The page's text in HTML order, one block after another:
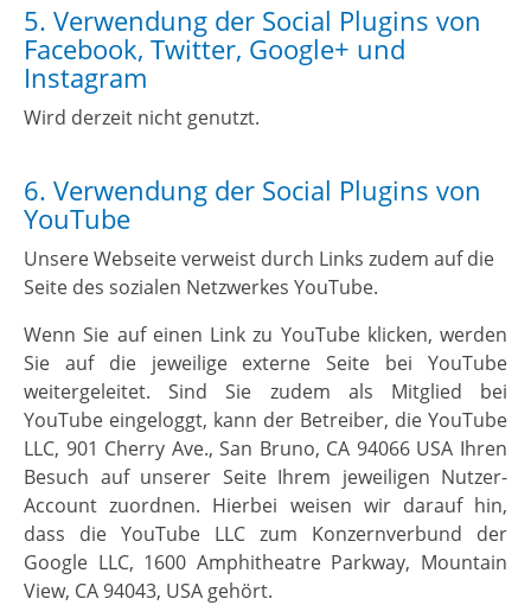
5. Verwendung der Social Plugins von
Facebook, Twitter, Google+ und
Instagram
Wird derzeit nicht genutzt.
6. Verwendung der Social Plugins von
YouTube
Unsere Webseite verweist durch Links zudem auf die
Seite des sozialen Netzwerkes YouTube.
Wenn Sie auf einen Link zu YouTube klicken, werden
Sie auf die jeweilige externe Seite bei YouTube
weitergeleitet. Sind Sie zudem als Mitglied bei
YouTube eingeloggt, kann der Betreiber, die YouTube
LLC, 901 Cherry Ave., San Bruno, CA 94066 USA Ihren
Besuch auf unserer Seite Ihrem jeweiligen Nutzer-
Account zuordnen. Hierbei weisen wir darauf hin,
dass die YouTube LLC zum Konzernverbund der
Google LLC, 1600 Amphitheatre Parkway, Mountain
View, CA 94043, USA gehört.